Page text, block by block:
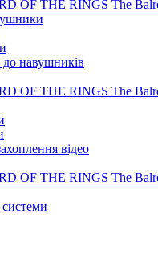
навушників
відео